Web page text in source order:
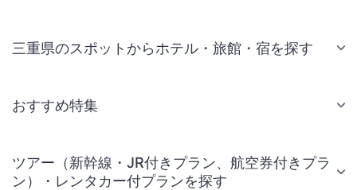
三重県のスポットからホテル・旅館・宿を探す
おすすめ特集
ツアー（新幹線・JR付きプラン、航空券付きプラ
ン）・レンタカー付プランを探す